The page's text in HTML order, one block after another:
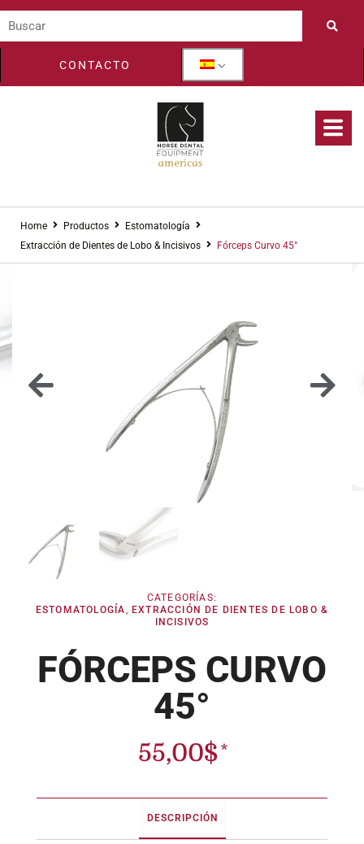
CONTACTO
Home Productos
Estomatología
Extracción de Dientes de Lobo & Incisivos
Fórceps Curvo 45°
CATEGORÍAS:
ESTOMATOLOGÍA, EXTRACCIÓN DE DIENTES DE LOBO &
INCISIVOS
FÓRCEPS CURVO
45°
55,00$
DESCRIPCIÓN